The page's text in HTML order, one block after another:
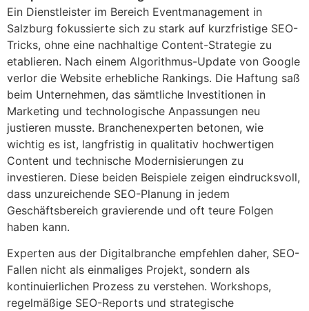
Ein Dienstleister im Bereich Eventmanagement in
Salzburg fokussierte sich zu stark auf kurzfristige SEO-
Tricks, ohne eine nachhaltige Content-Strategie zu
etablieren. Nach einem Algorithmus-Update von Google
verlor die Website erhebliche Rankings. Die Haftung saß
beim Unternehmen, das sämtliche Investitionen in
Marketing und technologische Anpassungen neu
justieren musste. Branchenexperten betonen, wie
wichtig es ist, langfristig in qualitativ hochwertigen
Content und technische Modernisierungen zu
investieren. Diese beiden Beispiele zeigen eindrucksvoll,
dass unzureichende SEO-Planung in jedem
Geschäftsbereich gravierende und oft teure Folgen
haben kann.
Experten aus der Digitalbranche empfehlen daher, SEO-
Fallen nicht als einmaliges Projekt, sondern als
kontinuierlichen Prozess zu verstehen. Workshops,
regelmäßige SEO-Reports und strategische